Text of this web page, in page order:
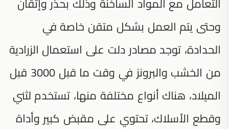
وحتى يتم العمل بشكل متقن خاصة في
الحدادة، توجد مصادر دلت على استعمال الزرادية
من الخشب والبرونز في وقت ما قبل 3000 قبل
الميلاد، هناك أنواع مختلفة منها، تستخدم لثني
وقطع الأسلاك، تحتوي على مقبض كبير وأداة